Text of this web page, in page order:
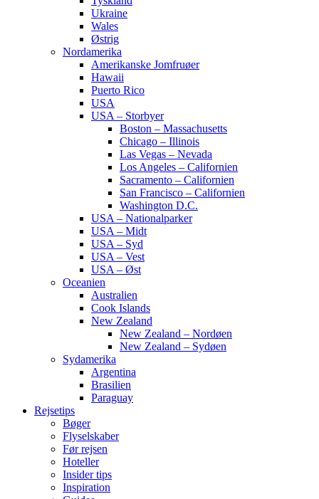
Ukraine
Wales
Østrig
Nordamerika
Amerikanske Jomfruøer
Hawaii
Puerto Rico
USA
USA – Storbyer
Boston – Massachusetts
Chicago – Illinois
Las Vegas – Nevada
Los Angeles – Californien
Sacramento – Californien
San Francisco – Californien
Washington D.C.
USA – Nationalparker
USA – Midt
USA – Syd
USA – Vest
USA – Øst
Oceanien
Australien
Cook Islands
New Zealand
New Zealand – Nordøen
New Zealand – Sydøen
Sydamerika
Argentina
Brasilien
Paraguay
Rejsetips
Bøger
Flyselskaber
Før rejsen
Hoteller
Insider tips
Inspiration